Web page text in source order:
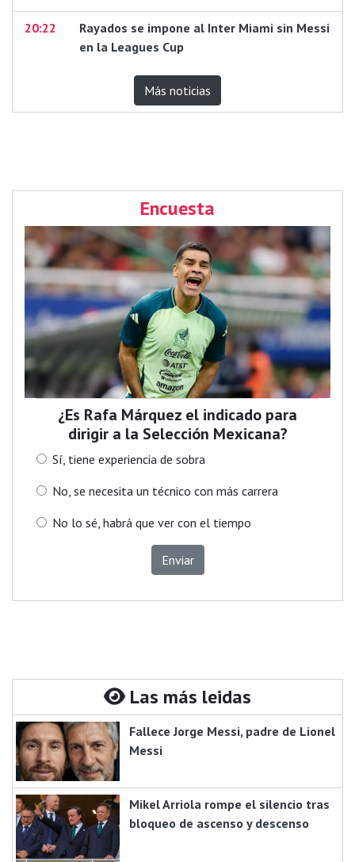
20:22
Rayados se impone al Inter Miami sin Messi
en la Leagues Cup
Más noticias
Encuesta
¿Es Rafa Márquez el indicado para
dirigir a la Selección Mexicana?
Sí, tiene experiencia de sobra
No, se necesita un técnico con más carrera
No lo sé, habrá que ver con el tiempo
Enviar
Las más leidas
Fallece Jorge Messi, padre de Lionel
Messi
Mikel Arriola rompe el silencio tras
bloqueo de ascenso y descenso